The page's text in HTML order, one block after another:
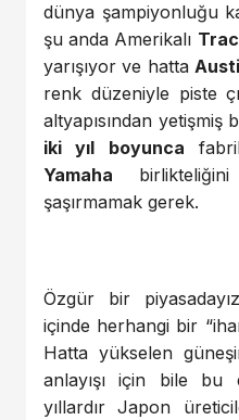
dünya şampiyonluğu
şu anda Amerikalı
yarışıyor ve hatta
renk düzeniyle piste
altyapısından
iki yıl boyunca
Yamaha birlikteliğini
şaşırmamak gerek.
Özgür bir
içinde herhangi bir
Hatta yükselen
anlayışı için bile
yıllardır Japon